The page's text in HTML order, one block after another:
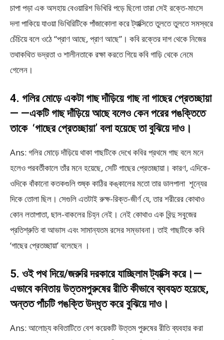
চাপা পড়া এক অসহায় বেওয়ারিশ ভিখিরি পড়ে ছিলো তারা সেই রক্তে-মাংসে
দলা পাকিয়ে যাওয়া ভিখিরিটিকে পাঁজাকোলা করে ট্যাক্সিতে তুলতে তুলতে সমস্বরে
চেঁচিয়ে বলে ওঠে “প্রাণ আছে, প্রাণ আছে”। কবি রক্তের দাগ থেকে নিজের
তথাকথিত ভদ্রতা ও শালীনতাকে রক্ষা করতে গিয়ে কবি গাড়ি থেকে নেমে
গেলেন।
4. গলির মোড়ে একটা গাছ দাঁড়িয়ে গাছ না গাছের প্রেতচ্ছায়া
— —একটি গাছ দাঁড়িয়ে আছে বলেও কেন পরের পঙক্তিতে
তাকে ‘গাছের প্রেতচ্ছায়া’ বলা হয়েছে তা বুঝিয়ে দাও।
Ans: গলির মোড়ে দাঁড়িয়ে থাকা গাছটিকে দেখে কবির প্রথমে গাছ বলে মনে
হলেও পরবর্তীকালে তাঁর মনে হয়েছে, সেটি গাছের প্রেতচ্ছায়া। কারণ, এদিকে-
ওদিকে বাঁকানো কতকগুলি শুষ্ক কাঠির কঙ্কালের মতো তার ডালপালা শূন্যের
দিকে তোলা ছিল। সেগুলি এতটাই রুক্ষ-রিক্ত-জীর্ণ যে, তার শরীরের কোথাও
কোন লতাপাতা, ছাল-বাকলের চিহ্ন নেই। নেই কোথাও এক বিন্দু সবুজের
প্রতিশ্রুতি বা আভাস এবং সামান্যতম রসের সম্ভাবনা। তাই গাছটিকে কবি
‘গাছের প্রেতচ্ছায়া’ বলেছেন ।
5. ওই পথ দিয়ে/জরুরি দরকারে যাচ্ছিলাম ট্যাক্সি করে।—
এভাবে কবিতায় উত্তমপুরুষের রীতি কীভাবে ব্যবহৃত হয়েছে,
অন্তত পাঁচটি পঙক্তি উদ্ধৃত করে বুঝিয়ে দাও।
Ans: আলোচ্য কবিতাটিতে বেশ কয়েকটি উত্তম পুরুষের রীতি ব্যবহার করা